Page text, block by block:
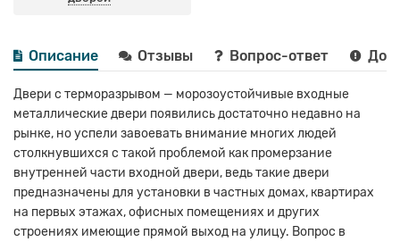
Описание Отзывы Вопрос-ответ
Двери с терморазрывом — морозоустойчивые входные
металлические двери появились достаточно недавно на
рынке, но успели завоевать внимание многих людей
столкнувшихся с такой проблемой как промерзание
внутренней части входной двери, ведь такие двери
предназначены для установки в частных домах, квартирах
на первых этажах, офисных помещениях и других
строениях имеющие прямой выход на улицу. Вопрос в